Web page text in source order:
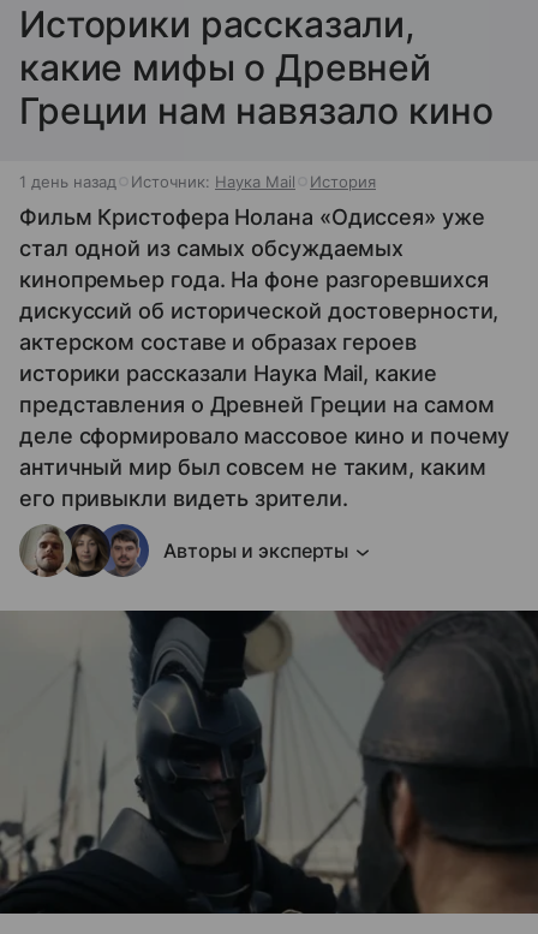
Историки рассказали,
какие мифы о Древней
Греции нам навязало кино
1 день назад Источник: Наука Mail История
Фильм Кристофера Нолана «Одиссея» уже
стал одной из самых обсуждаемых
кинопремьер года. На фоне разгоревшихся
дискуссий об исторической достоверности,
актерском составе и образах героев
историки рассказали Наука Mail, какие
представления о Древней Греции на самом
деле сформировало массовое кино и почему
античный мир был совсем не таким, каким
его привыкли видеть зрители.
Авторы и эксперты